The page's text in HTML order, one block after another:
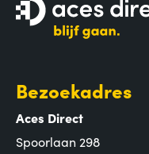
Bezoekadres
Aces Direct
Spoorlaan 298